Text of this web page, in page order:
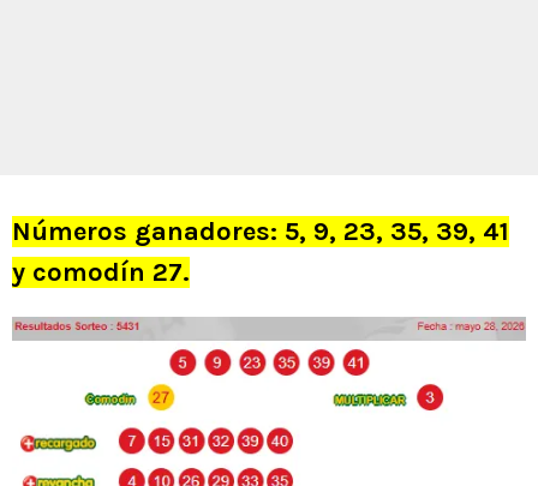
Números ganadores: 5, 9, 23, 35, 39, 41
y comodín 27.